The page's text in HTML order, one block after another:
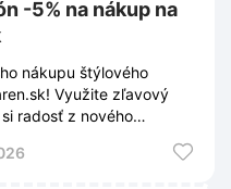
-5% na nákup na
nákupu štýlového
Využite zľavový
radosť z nového